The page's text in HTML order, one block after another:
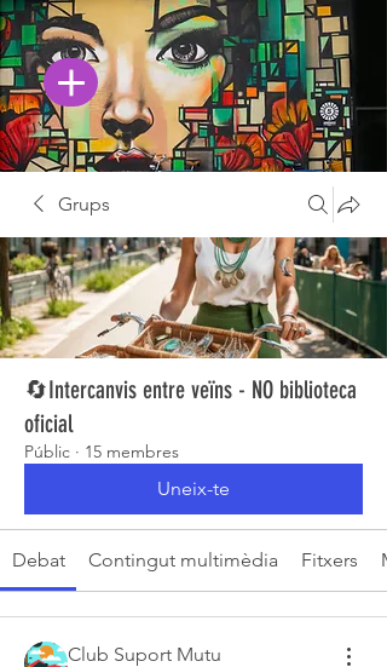
Grups
🔄Intercanvis entre veïns - NO biblioteca
oficial
Públic · 15 membres
Uneix-te
Debat Contingut multimèdia Fitxers
Club Suport Mutu